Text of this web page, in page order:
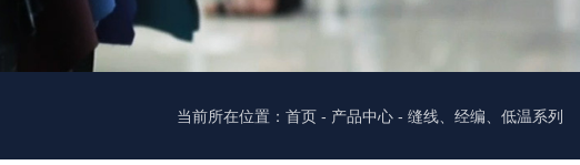
当前所在位置：首页 - 产品中心 - 缝线、经编、低温系列